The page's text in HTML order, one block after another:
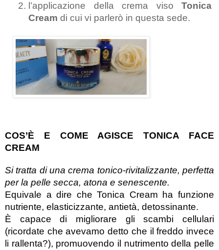
l’applicazione della crema viso Tonica
Cream di cui vi parlerò in questa sede.
COS’È E COME AGISCE TONICA FACE
CREAM
Si tratta di una crema tonico-rivitalizzante, perfetta
per la pelle secca, atona e senescente.
Equivale a dire che Tonica Cream ha funzione
nutriente, elasticizzante, antietà, detossinante.
È capace di migliorare gli scambi cellulari
(ricordate che avevamo detto che il freddo invece
li rallenta?), promuovendo il nutrimento della pelle